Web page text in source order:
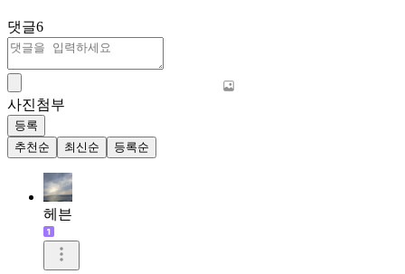
댓글6
사진첨부
등록
추천순
최신순 등록순
헤븐